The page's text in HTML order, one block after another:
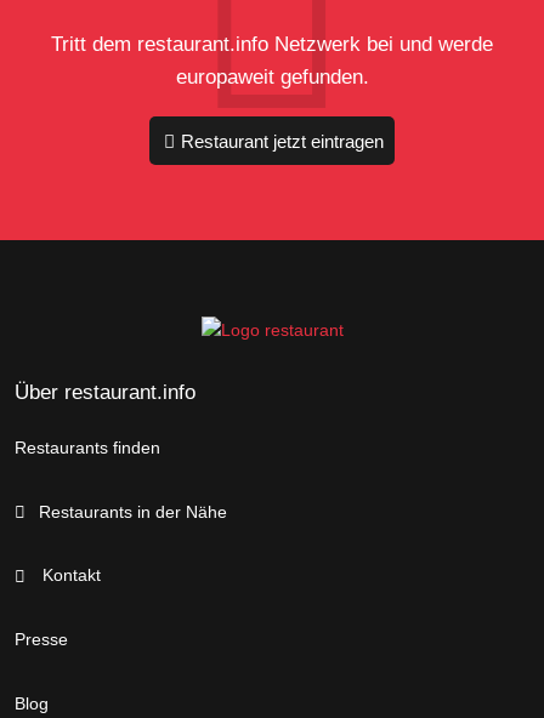
Tritt dem restaurant.info Netzwerk bei und werde
europaweit gefunden.
Restaurant jetzt eintragen
Über restaurant.info
Restaurants finden
Restaurants in der Nähe
Kontakt
Presse
Blog